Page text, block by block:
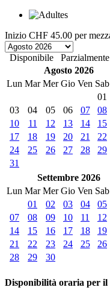
Inizio CHF 45.00 per
Disponibile
Agosto 2026
Lun Mar Mer Gio Ven Sab
01
03
04 05 06 07 08
10
11 12 13 14 15
17
18 19 20 21 22
24
25 26 27 28 29
31
Settembre 2026
Lun Mar Mer Gio Ven Sab
01
02 03 04 05
07
08 09 10 11 12
14
15 16 17 18 19
21
22 23 24 25 26
28
29 30
Disponibilità oraria per il